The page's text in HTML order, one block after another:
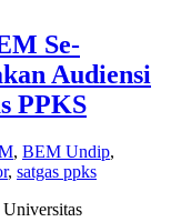
Se-
Audiensi
PPKS
, BEM Undip,
, satgas ppks